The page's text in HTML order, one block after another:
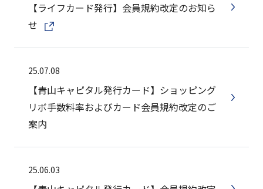
【ライフカード発行】会員規約改定のお知ら
せ
25.07.08
【青山キャピタル発行カード】ショッピング
リボ手数料率およびカード会員規約改定のご
案内
25.06.03